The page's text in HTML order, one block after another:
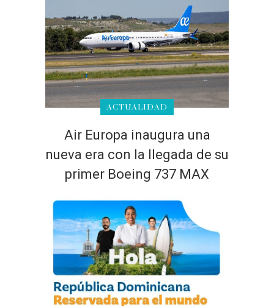
ACTUALIDAD
Air Europa inaugura una
nueva era con la llegada de su
primer Boeing 737 MAX